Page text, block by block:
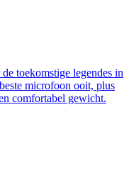
toekomstige legendes in
microfoon ooit, plus
comfortabel gewicht.